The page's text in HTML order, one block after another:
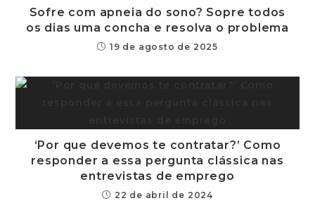
Sofre com apneia do sono? Sopre todos
os dias uma concha e resolva o problema
19 de agosto de 2025
‘Por que devemos te contratar?’ Como
responder a essa pergunta clássica nas
entrevistas de emprego
22 de abril de 2024